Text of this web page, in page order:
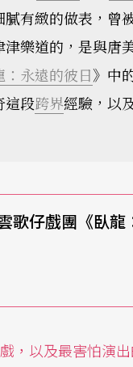
有緻的做表，曾
樂道的，是與唐
：永遠的彼日》中
這段跨界經驗，以
仔戲團《臥龍
，以及最害怕演